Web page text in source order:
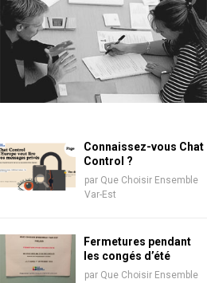
Connaissez-vous Chat
Control ?
par Que Choisir Ensemble
Var-Est
Fermetures pendant
les congés d’été
par Que Choisir Ensemble